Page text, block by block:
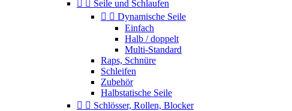
  Seile und Schlaufen
  Dynamische Seile
Einfach
Halb / doppelt
Multi-Standard
Raps, Schnüre
Schleifen
Zubehör
Halbstatische Seile
  Schlösser, Rollen, Blocker